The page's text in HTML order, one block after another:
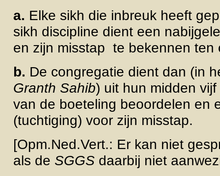
a. Elke sikh die inbreuk heeft
sikh discipline dient een
en zijn misstap te bekennen
b. De congregatie dient dan (in
Granth Sahib) uit hun midden
van de boeteling beoordelen en
(tuchtiging) voor zijn misstap.
[Opm.Ned.Vert.: Er kan niet
als de SGGS daarbij niet